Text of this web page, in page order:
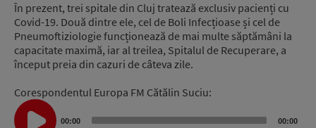
În prezent, trei spitale din Cluj tratează exclusiv pacienți cu
Covid-19. Două dintre ele, cel de Boli Infecțioase și cel de
Pneumoftiziologie funcționează de mai multe săptămâni la
capacitate maximă, iar al treilea, Spitalul de Recuperare, a
început preia din cazuri de câteva zile.
Corespondentul Europa FM Cătălin Suciu:
Audio
Player
00:00 00:00